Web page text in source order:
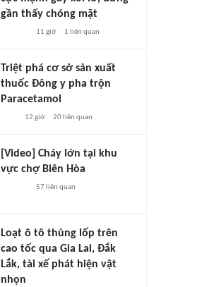
gần thấy chóng mặt
11 giờ 1 liên quan
Triệt phá cơ sở sản xuất
thuốc Đông y pha trộn
Paracetamol
12 giờ 20liên quan
[Video] Cháy lớn tại khu
vực chợ Biên Hòa
57liên quan
Loạt ô tô thủng lốp trên
cao tốc qua Gia Lai, Đắk
Lắk, tài xế phát hiện vật
nhọn